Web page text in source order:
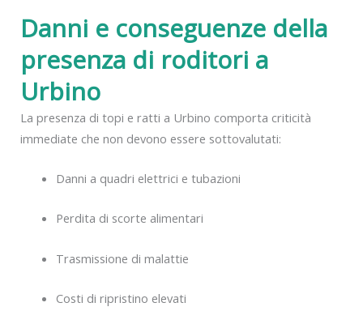
Danni e conseguenze della
presenza di roditori a
Urbino
La presenza di topi e ratti a Urbino comporta criticità
immediate che non devono essere sottovalutati:
Danni a quadri elettrici e tubazioni
Perdita di scorte alimentari
Trasmissione di malattie
Costi di ripristino elevati